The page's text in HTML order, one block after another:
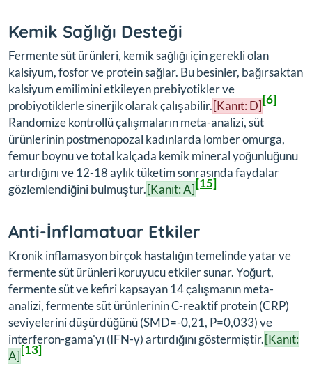
Kemik Sağlığı Desteği
Fermente süt ürünleri, kemik sağlığı için gerekli olan
kalsiyum, fosfor ve protein sağlar. Bu besinler, bağırsaktan
kalsiyum emilimini etkileyen prebiyotikler ve
probiyotiklerle sinerjik olarak çalışabilir.[Kanıt: D][6]
Randomize kontrollü çalışmaların meta-analizi, süt
ürünlerinin postmenopozal kadınlarda lomber omurga,
femur boynu ve total kalçada kemik mineral yoğunluğunu
artırdığını ve 12-18 aylık tüketim sonrasında faydalar
gözlemlendiğini bulmuştur.[Kanıt: A][15]
Anti-İnflamatuar Etkiler
Kronik inflamasyon birçok hastalığın temelinde yatar ve
fermente süt ürünleri koruyucu etkiler sunar. Yoğurt,
fermente süt ve kefiri kapsayan 14 çalışmanın meta-
analizi, fermente süt ürünlerinin C-reaktif protein (CRP)
seviyelerini düşürdüğünü (SMD=-0,21, P=0,033) ve
interferon-gama'yı (IFN-γ) artırdığını göstermiştir.[Kanıt:
A][13]